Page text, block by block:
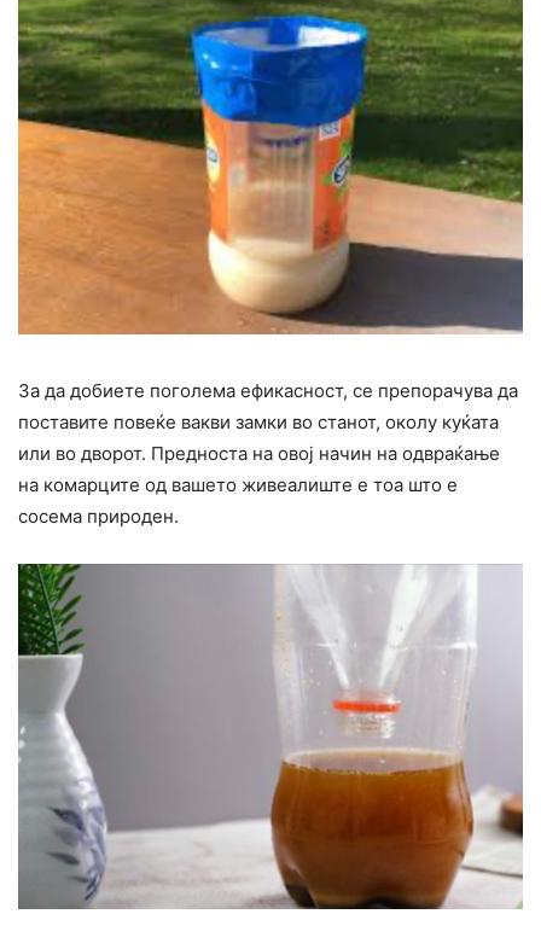
За да добиете поголема ефикасност, се препорачува да
поставите повеќе вакви замки во станот, околу куќата
или во дворот. Предноста на овој начин на одвраќање
на комарците од вашето живеалиште е тоа што е
сосема природен.